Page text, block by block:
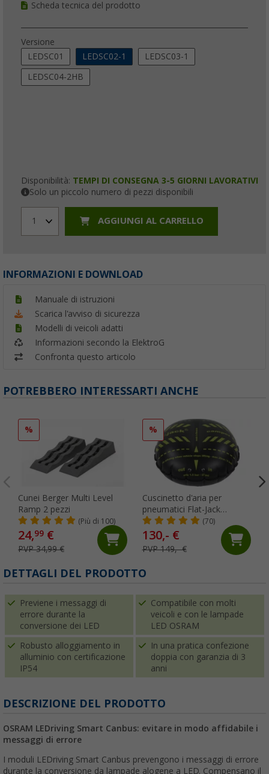
Scheda tecnica del prodotto
Versione
LEDSC01
LEDSC02-1 LEDSC03-1
LEDSC04-2HB
Disponibilità: TEMPI DI CONSEGNA 3-5 GIORNI LAVORATIVI
Solo un piccolo numero di pezzi disponibili
1 AGGIUNGI AL CARRELLO
INFORMAZIONI E DOWNLOAD
Manuale di istruzioni
Scarica l'avviso di sicurezza
Modelli di veicoli adatti
Informazioni secondo la ElektroG
Confronta questo articolo
POTREBBERO INTERESSARTI ANCHE
%
Cunei Berger Multi Level
Ramp 2 pezzi
(Più di 100)
24,99 €
PVP 34,99 €
%
Cuscinetto d'aria per
pneumatici Flat-Jack
Camper 2.0 per veicoli fino
a 6 tonnellate e fino a 305
mm di larghezza del
pneumatico
(70)
130,- €
PVP 149,- €
DETTAGLI DEL PRODOTTO
Previene i messaggi di
errore durante la
conversione dei LED
Compatibile con molti
veicoli e con le lampade
LED OSRAM
Robusto alloggiamento in
alluminio con certificazione
IP54
In una pratica confezione
doppia con garanzia di 3
anni
DESCRIZIONE DEL PRODOTTO
OSRAM LEDriving Smart Canbus: evitare in modo affidabile i
messaggi di errore
I moduli LEDriving Smart Canbus prevengono i messaggi di errore
durante la conversione da lampade alogene a LED. Compensano il